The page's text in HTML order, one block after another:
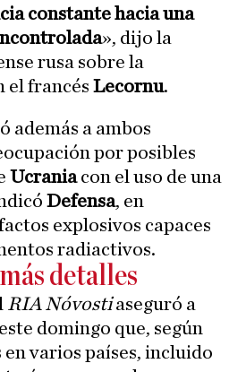
constante hacia una
», dijo la
rusa sobre la
el francés Lecornu.
además a ambos
por posibles
Ucraniacon el uso de una
Defensa, en
explosivos capaces
radiactivos.
detalles
RIA Nóvostiaseguró a
domingo que, según
varios países, incluido